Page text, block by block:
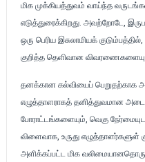
மிக முக்கியத்துவம் வாய்ந்த
எடுத்துரைக்கிறது. அவற்றோடே,
ஒரு பெரிய இசுலாமியக்
குறித்த தெளிவான விவரணைகளையும்
தனக்கான கல்வியைப் பெறுதற்காக
எழுத்தாளராகத் தனித்துவமான
போராட்டங்களையும், வெகு
விளைவாக, உருது எழுத்தாளர்களுள்
அளிக்கப்பட்ட மிக வலிமையானதொரு